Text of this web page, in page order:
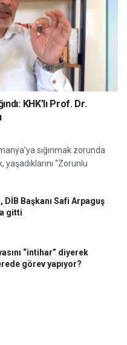
KHK’lı Prof. Dr.
sığınmak zorunda
yaşadıklarını “Zorunlu
DİB Başkanı Safi Arpaguş
gitti
“intihar” diyerek
görev yapıyor?